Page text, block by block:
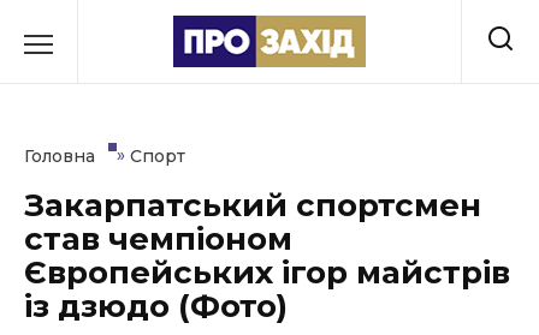
до
Культура
Освіта
Головна » Спорт
Закарпатський спортсмен
став чемпіоном
Європейських ігор майстрів
із дзюдо (Фото)